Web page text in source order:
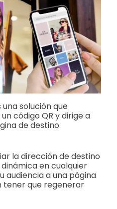
una solución que
código QR y dirige a
de destino
la dirección de destino
dinámica en cualquier
audiencia a una página
tener que regenerar